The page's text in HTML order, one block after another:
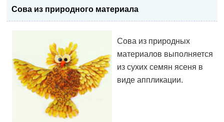
Сова из природного материала
Сова из природных
материалов выполняется
из сухих семян ясеня в
виде аппликации.